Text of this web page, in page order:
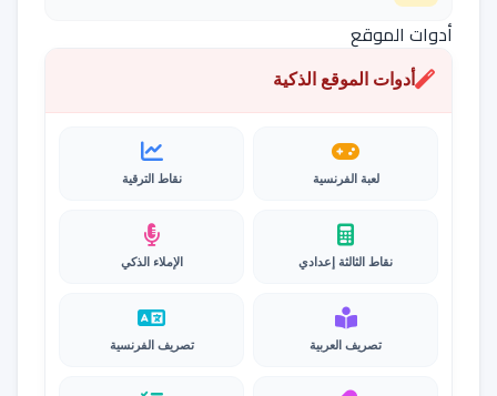
أدوات الموقع
أدوات الموقع الذكية
لعبة الفرنسية نقاط الترقية
نقاط الثالثة إعدادي الإملاء الذكي
تصريف العربية تصريف الفرنسية